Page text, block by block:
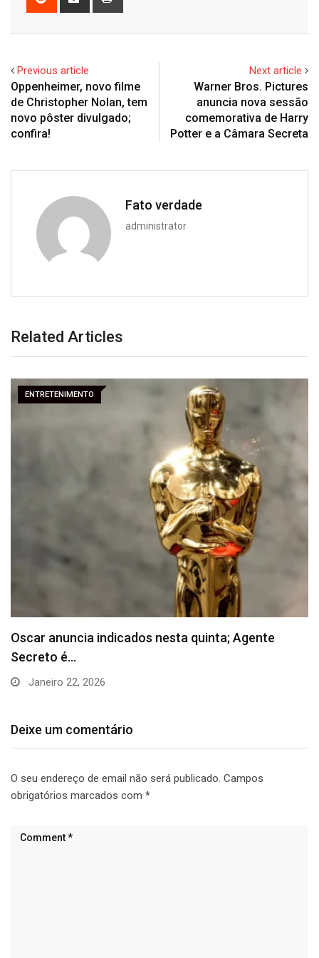
Previous article
Oppenheimer, novo filme
de Christopher Nolan, tem
novo pôster divulgado;
confira!
Next article
Warner Bros. Pictures
anuncia nova sessão
comemorativa de Harry
Potter e a Câmara Secreta
Fato verdade
administrator
Related Articles
ENTRETENIMENTO
Inflação oficial recua 0,11% em agosto, menor
resultado…
Setembro 11, 2025
Deixe um comentário
O seu endereço de email não será publicado. Campos
obrigatórios marcados com *